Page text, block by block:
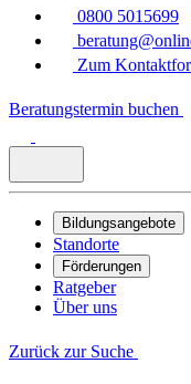
0800 5015699
Zum
Beratungstermin buchen
Bildungsangebote
Standorte
Förderungen
Ratgeber
Über uns
Zurück zur Suche